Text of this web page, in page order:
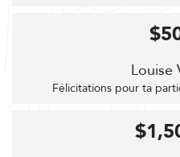
Louise
Félicitations pour ta